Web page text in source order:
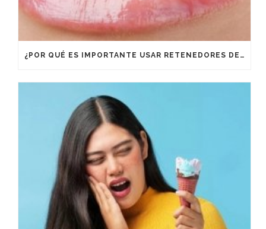
¿POR QUÉ ES IMPORTANTE USAR RETENEDORES DESPUÉS DE UN TRATAMIENTO DE ORTODONCIA?